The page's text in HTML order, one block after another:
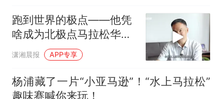
跑到世界的极点——他凭
啥成为北极点马拉松华人
首冠
潇湘晨报 APP专享
杨浦藏了一片“小亚马逊”！“水上马拉松”
趣味赛喊你来玩！